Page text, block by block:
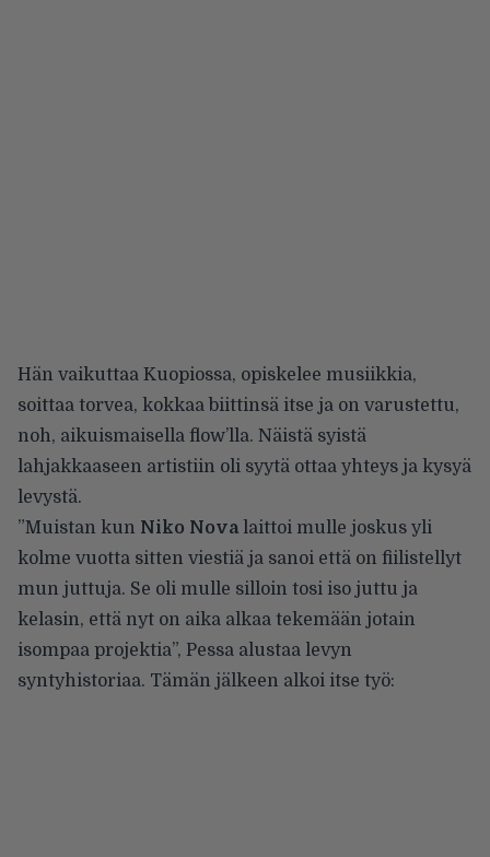
Hän vaikuttaa Kuopiossa, opiskelee musiikkia,
soittaa torvea, kokkaa biittinsä itse ja on varustettu,
noh, aikuismaisella flow’lla. Näistä syistä
lahjakkaaseen artistiin oli syytä ottaa yhteys ja kysyä
levystä.
”Muistan kun Niko Novalaittoi mulle joskus yli
kolme vuotta sitten viestiä ja sanoi että on fiilistellyt
mun juttuja. Se oli mulle silloin tosi iso juttu ja
kelasin, että nyt on aika alkaa tekemään jotain
isompaa projektia”, Pessa alustaa levyn
syntyhistoriaa. Tämän jälkeen alkoi itse työ: